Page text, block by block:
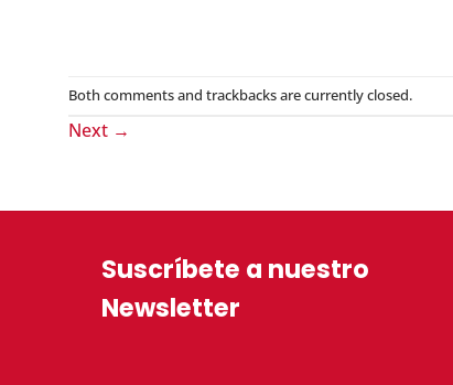
Both comments and trackbacks are currently closed.
Next →
Suscríbete a nuestro
Newsletter